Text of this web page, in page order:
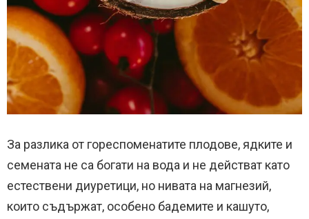
За разлика от гореспоменатите плодове, ядките и
семената не са богати на вода и не действат като
естествени диуретици, но нивата на магнезий,
които съдържат, особено бадемите и кашуто,